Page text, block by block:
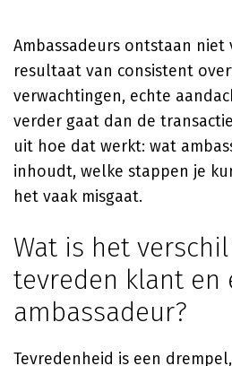
Ambassadeurs ontstaan niet
resultaat van consistent
verwachtingen, echte
verder gaat dan de
uit hoe dat werkt: wat
inhoudt, welke stappen je
het vaak misgaat.
Wat is het
tevreden klant en
ambassadeur?
Tevredenheid is een